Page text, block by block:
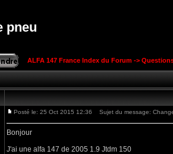
pneu
ALFA 147 France Index du Forum ->
Posté le: 25 Oct 2015 12:36 Sujet du message:
Bonjour
J'ai une alfa 147 de 2005 1.9 Jtdm 150